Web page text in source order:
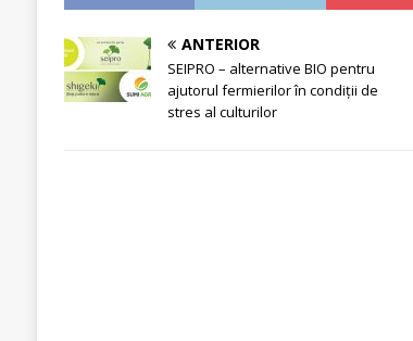
ANTERIOR
SEIPRO – alternative BIO pentru
ajutorul fermierilor în condiții de
stres al culturilor